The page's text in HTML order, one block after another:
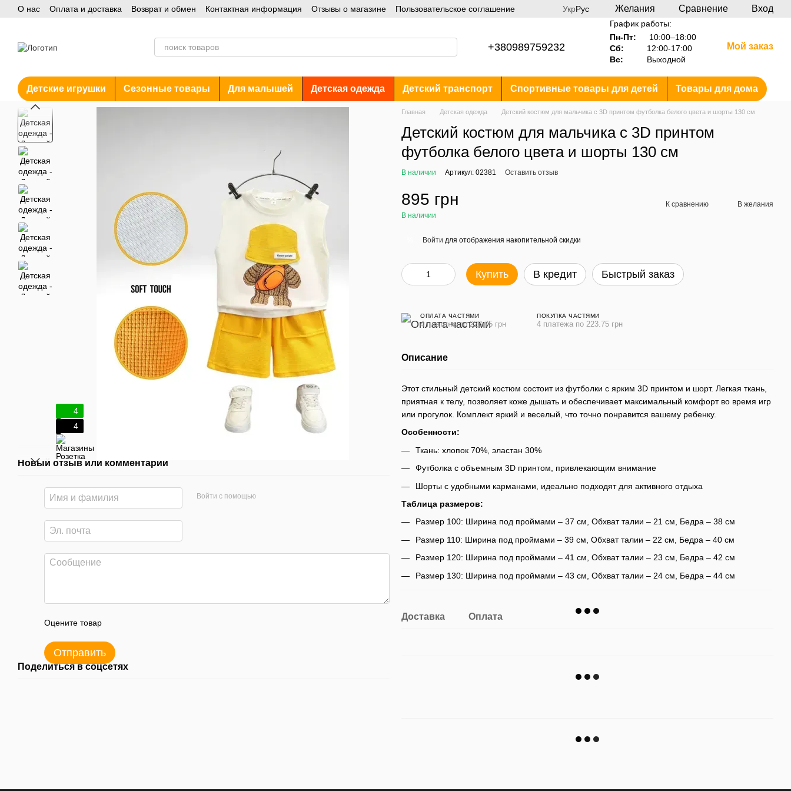
Перейти к основному контенту
О нас Оплата и доставка Возврат и обмен Контактная информация Отзывы о магазине
Пользовательское соглашение
УкрРус Желания Сравнение Вход
+380989759232
График работы:
Пн-Пт:
10:00–18:00
Сб:
12:00-17:00
Вс:
Выходной
Мой заказ
Детские игрушки Сезонные товары Для малышей Детская одежда Детский транспорт Спортивные товары для детей Товары для дома
4
4
Новый отзыв или комментарий
Войти с помощью
Оцените товар
Отправить
Поделиться в соцсетях
Главная Детская одежда Детский костюм для мальчика с 3D принтом футболка белого цвета и шорты 130 см
Детский костюм для мальчика с 3D принтом
футболка белого цвета и шорты 130 см
В наличии Артикул: 02381 Оставить отзыв
895 грн
В наличии
К сравнению В желания
Войти для отображения накопительной скидки
Купить В кредит Быстрый заказ
ОПЛАТА ЧАСТЯМИ
4 платежа по 223.75 грн
ПОКУПКА ЧАСТЯМИ
4 платежа по 223.75 грн
Описание
Этот стильный детский костюм состоит из футболки с ярким 3D принтом и шорт. Легкая ткань,
приятная к телу, позволяет коже дышать и обеспечивает максимальный комфорт во время игр
или прогулок. Комплект яркий и веселый, что точно понравится вашему ребенку.
Особенности:
Ткань: хлопок 70%, эластан 30%
Футболка с объемным 3D принтом, привлекающим внимание
Шорты с удобными карманами, идеально подходят для активного отдыха
Таблица размеров:
Размер 100: Ширина под проймами – 37 см, Обхват талии – 21 см, Бедра – 38 см
Размер 110: Ширина под проймами – 39 см, Обхват талии – 22 см, Бедра – 40 см
Размер 120: Ширина под проймами – 41 см, Обхват талии – 23 см, Бедра – 42 см
Размер 130: Ширина под проймами – 43 см, Обхват талии – 24 см, Бедра – 44 см
Доставка Оплата